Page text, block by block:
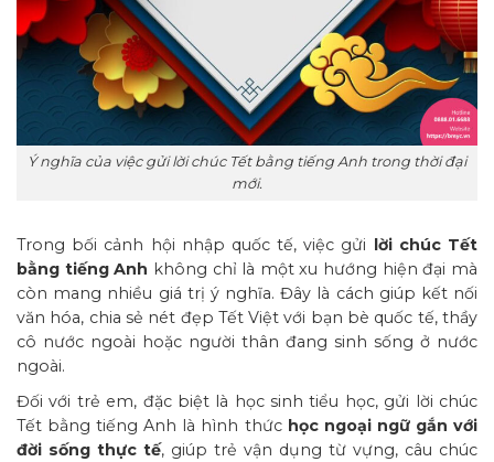
Ý nghĩa của việc gửi lời chúc Tết bằng tiếng Anh trong thời đại
mới.
Trong bối cảnh hội nhập quốc tế, việc gửi lời chúc Tết
bằng tiếng Anh không chỉ là một xu hướng hiện đại mà
còn mang nhiều giá trị ý nghĩa. Đây là cách giúp kết nối
văn hóa, chia sẻ nét đẹp Tết Việt với bạn bè quốc tế, thầy
cô nước ngoài hoặc người thân đang sinh sống ở nước
ngoài.
Đối với trẻ em, đặc biệt là học sinh tiểu học, gửi lời chúc
Tết bằng tiếng Anh là hình thức học ngoại ngữ gắn với
đời sống thực tế, giúp trẻ vận dụng từ vựng, câu chúc